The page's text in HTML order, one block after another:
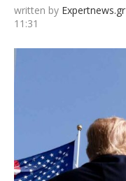
written by Expertnews.gr
11:31